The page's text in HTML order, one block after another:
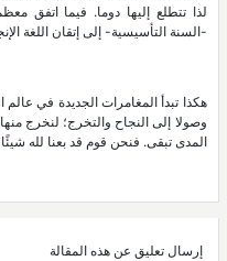
لذا تتطلع إليها دوما. فيما اتفق
-السنة التأسيسية- إلى إتقان اللغة
هكذا تبدأ المغامرات الجديدة في عالم
وصولا إلى النجاح والتخرج؛ لنخرج
المدى تبقى. فنحن قوم قد بعنا لله
إرسال تعليق عن هذه المقالة